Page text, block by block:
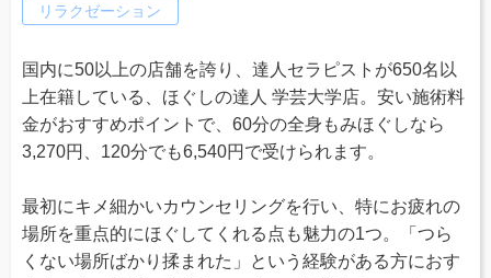
リラクゼーション
国内に50以上の店舗を誇り、達人セラピストが650名以
上在籍している、ほぐしの達人 学芸大学店。安い施術料
金がおすすめポイントで、60分の全身もみほぐしなら
3,270円、120分でも6,540円で受けられます。
最初にキメ細かいカウンセリングを行い、特にお疲れの
場所を重点的にほぐしてくれる点も魅力の1つ。「つら
くない場所ばかり揉まれた」という経験がある方におす